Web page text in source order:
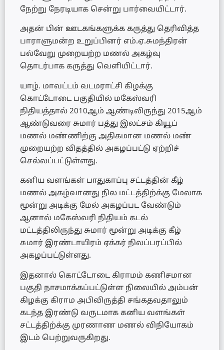
நேற்று நேரடியாக சென்று பார்வையிட்டார்.
அதன் பின் ஊடகங்களுக்க கருத்து தெரிவித்த
பாராளுமன்ற உறுப்பினர் எம்.ஏ.சுமந்திரன்
பல்வேறு முறையற்ற மணல் அகழ்வு
தொடர்பாக கருத்து வெளியிட்டார்.
யாழ். மாவட்டம் வடமராட்சி கிழக்கு
கொட்டோடை பகுதியில் மகேஸ்வரி
நிதியத்தால் 2010ஆம் ஆண்டிலிருந்து 2015ஆம்
ஆண்டுவரை சுமார் பத்து இலட்சம் கியூப்
மணல் மண்ணிற்கு அதிகமான மணல் மண்
முறையற்ற விதத்தில் அகழப்பட்டு ஏற்றிச்
செல்லப்பட்டுள்ளது.
கனிய வளங்கள் பாதுகாப்பு சட்டத்தின் கீழ்
மணல் அகழ்வானது நில மட்டத்திற்க்கு மேலாக
மூன்று அடிக்கு மேல் அகழப்பட வேண்டும்
ஆனால் மகேஸ்வரி நிதியம் கடல்
மட்டத்திலிருந்து சுமார் மூன்று அடிக்கு கீழ்
சுமார் இரண்டாயிரம் ஏக்கர் நிலப்பரப்பில்
அகழப்பட்டுள்ளது.
இதனால் கொட்டோடை கிராமம் கணிசமான
பகுதி நாசமாக்கப்பட்டுள்ள நிலையில் அம்பன்
கிழக்கு கிராம அபிவிருத்தி சங்கதவதாலும்
கடந்த இரண்டு வருடமாக கனிய வளங்கள்
சட்டத்திற்க்கு முரணாண மணல் விநியோகம்
இடம் பெற்றுவருகிறது.